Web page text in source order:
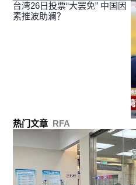
台湾26日投票“大罢免” 中国因
素推波助澜？
热门文章 RFA